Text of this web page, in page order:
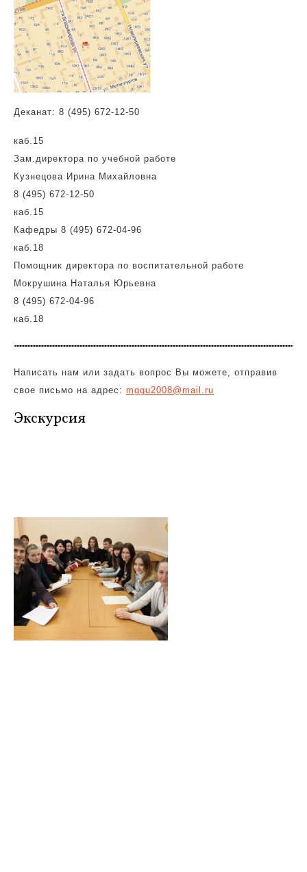
Деканат: 8 (495) 672-12-50
каб.15
Зам.директора по учебной работе
Кузнецова Ирина Михайловна
8 (495) 672-12-50
каб.15
Кафедры 8 (495) 672-04-96
каб.18
Помощник директора по воспитательной работе
Мокрушина Наталья Юрьевна
8 (495) 672-04-96
каб.18
Написать нам или задать вопрос Вы можете, отправив
свое письмо на адрес: mggu2008@mail.ru
Экскурсия